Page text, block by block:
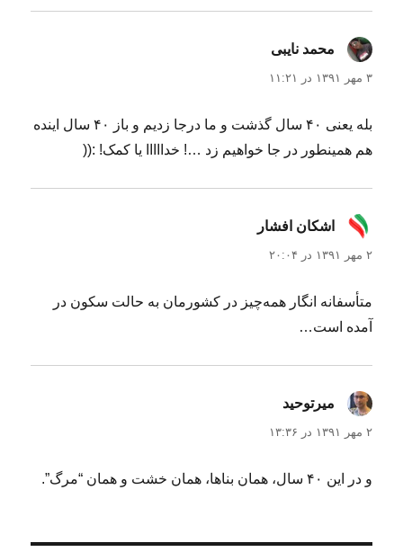
محمد نایبی
۳ مهر ۱۳۹۱ در ۱۱:۲۱
بله یعنی ۴۰ سال گذشت و ما درجا زدیم و باز ۴۰ سال اینده
هم همینطور در جا خواهیم زد …! خدااااا یا کمک! :((
اشکان افشار
۲ مهر ۱۳۹۱ در ۲۰:۰۴
متأسفانه انگار همه‌چیز در کشورمان به حالت سکون در
آمده است…
میرتوحید
۲ مهر ۱۳۹۱ در ۱۳:۳۶
و در این ۴۰ سال، همان بناها، همان خشت و همان “مرگ”.